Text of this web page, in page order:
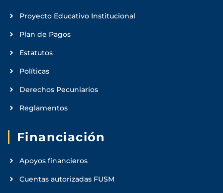
Proyecto Educativo Institucional
Plan de Pagos
Estatutos
Políticas
Derechos Pecuniarios
Reglamentos
Financiación
Apoyos financieros
Cuentas autorizadas FUSM